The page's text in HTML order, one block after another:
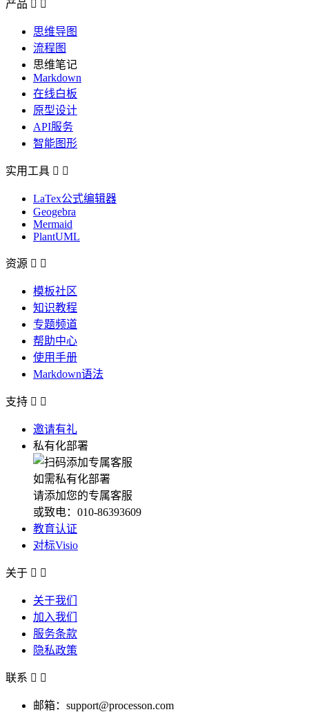
产品  
思维导图
流程图
思维笔记
Markdown
在线白板
原型设计
API服务
智能图形
实用工具  
LaTex公式编辑器
Geogebra
Mermaid
PlantUML
资源  
模板社区
知识教程
专题频道
帮助中心
使用手册
Markdown语法
支持  
邀请有礼
私有化部署
如需私有化部署
请添加您的专属客服
或致电：010-86393609
教育认证
对标Visio
关于  
关于我们
加入我们
服务条款
隐私政策
联系  
邮箱：support@processon.com